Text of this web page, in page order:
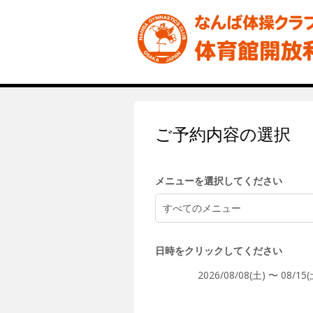
ご予約内容の選択
メニューを選択してください
すべてのメニュー
日時をクリックしてください
2026/08/08(土) 〜 08/15(
7:00
9:00
10:00